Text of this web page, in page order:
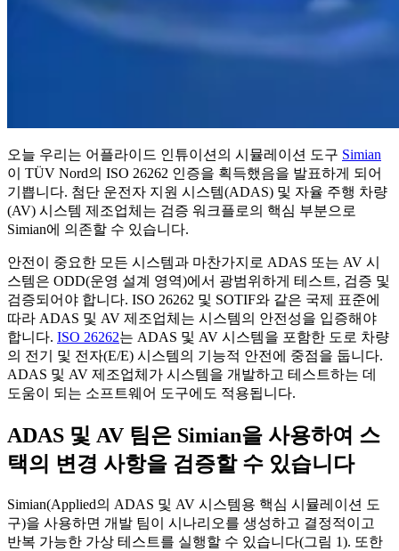
오늘 우리는 어플라이드 인튜이션의 시뮬레이션 도구 Simian
이 TÜV Nord의 ISO 26262 인증을 획득했음을 발표하게 되어
기쁩니다. 첨단 운전자 지원 시스템(ADAS) 및 자율 주행 차량
(AV) 시스템 제조업체는 검증 워크플로의 핵심 부분으로
Simian에 의존할 수 있습니다.
안전이 중요한 모든 시스템과 마찬가지로 ADAS 또는 AV 시
스템은 ODD(운영 설계 영역)에서 광범위하게 테스트, 검증 및
검증되어야 합니다. ISO 26262 및 SOTIF와 같은 국제 표준에
따라 ADAS 및 AV 제조업체는 시스템의 안전성을 입증해야
합니다. ISO 26262는 ADAS 및 AV 시스템을 포함한 도로 차량
의 전기 및 전자(E/E) 시스템의 기능적 안전에 중점을 둡니다.
ADAS 및 AV 제조업체가 시스템을 개발하고 테스트하는 데
도움이 되는 소프트웨어 도구에도 적용됩니다.
ADAS 및 AV 팀은 Simian을 사용하여 스
택의 변경 사항을 검증할 수 있습니다
Simian(Applied의 ADAS 및 AV 시스템용 핵심 시뮬레이션 도
구)을 사용하면 개발 팀이 시나리오를 생성하고 결정적이고
반복 가능한 가상 테스트를 실행할 수 있습니다(그림 1). 또한